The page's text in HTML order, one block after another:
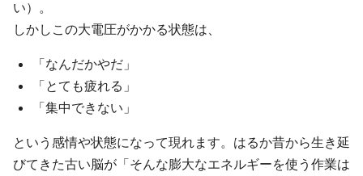
い）。
しかしこの大電圧がかかる状態は、
「なんだかやだ」
「とても疲れる」
「集中できない」
という感情や状態になって現れます。はるか昔から生き延
びてきた古い脳が「そんな膨大なエネルギーを使う作業は